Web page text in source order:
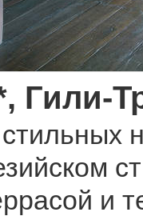
Гили-
и